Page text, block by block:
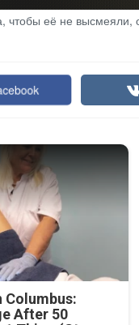
чтобы её не высмеяли,
Columbus:
After 50